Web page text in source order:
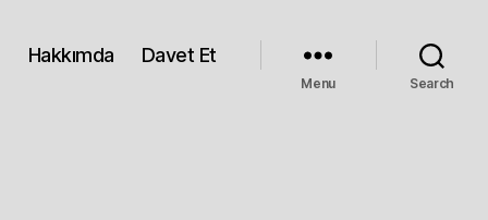
Hakkımda Davet Et
Menu Search